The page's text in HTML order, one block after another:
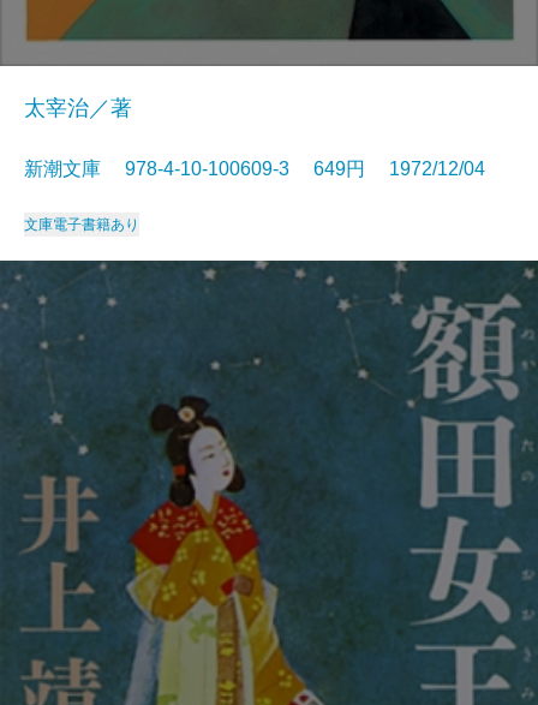
太宰治／著
新潮文庫 978-4-10-100609-3 649円 1972/12/04
文庫電子書籍あり